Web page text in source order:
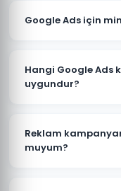
Google Ads için
reklam bütçesi
göre bu rakam
Hangi Google Ads
uygundur?
hizmet işletmeleri
Kampanyalar, e-
Reklam
muyum?